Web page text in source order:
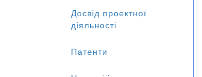
Досвід проектної
діяльності
Патенти